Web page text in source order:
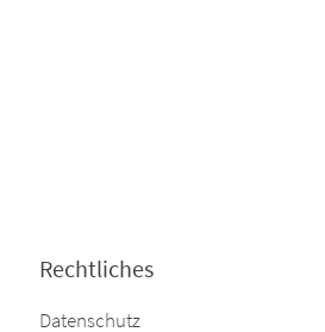
Rechtliches
Datenschutz